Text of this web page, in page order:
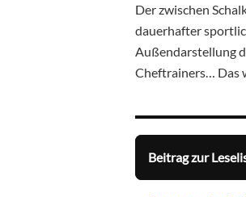
Der zwischen
dauerhafter
Außendarstellung
Cheftrainers… Das
Beitrag zur